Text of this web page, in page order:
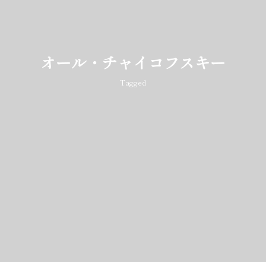
オール・チャイコフスキー
Tagged